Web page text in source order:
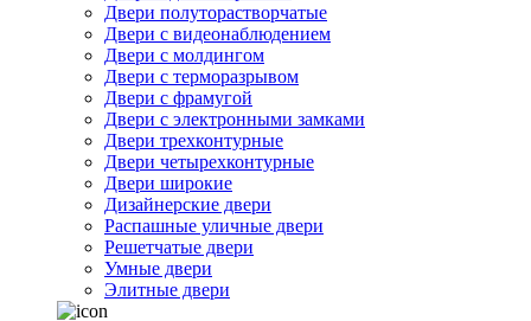
Двери полуторастворчатые
Двери с видеонаблюдением
Двери с молдингом
Двери с терморазрывом
Двери с фрамугой
Двери с электронными замками
Двери трехконтурные
Двери четырехконтурные
Двери широкие
Дизайнерские двери
Распашные уличные двери
Решетчатые двери
Умные двери
Элитные двери